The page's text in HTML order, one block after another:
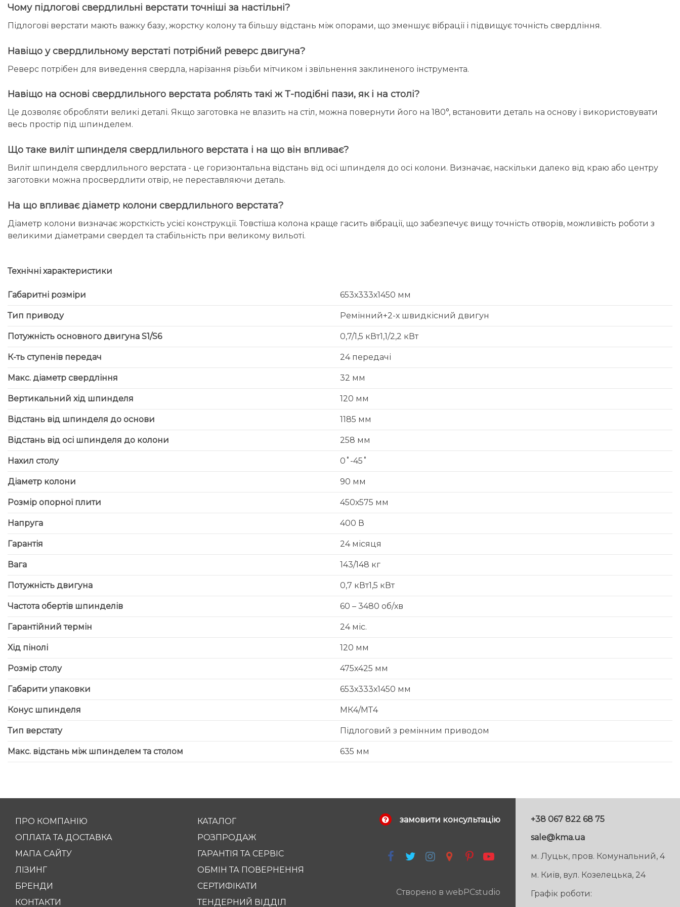
Чому підлогові свердлильні верстати точніші за настільні?
Підлогові верстати мають важку базу, жорстку колону та більшу відстань між опорами, що зменшує вібрації і підвищує точність свердління.
Навіщо у свердлильному верстаті потрібний реверс двигуна?
Реверс потрібен для виведення свердла, нарізання різьби мітчиком і звільнення заклиненого інструмента.
Навіщо на основі свердлильного верстата роблять такі ж Т-подібні пази, як і на столі?
Це дозволяє обробляти великі деталі. Якщо заготовка не влазить на стіл, можна повернути його на 180°, встановити деталь на основу і використовувати
весь простір під шпинделем.
Що таке виліт шпинделя свердлильного верстата і на що він впливає?
Виліт шпинделя свердлильного верстата - це горизонтальна відстань від осі шпинделя до осі колони. Визначає, наскільки далеко від краю або центру
заготовки можна просвердлити отвір, не переставляючи деталь.
На що впливає діаметр колони свердлильного верстата?
Діаметр колони визначає жорсткість усієї конструкції. Товстіша колона краще гасить вібрації, що забезпечує вищу точність отворів, можливість роботи з
великими діаметрами свердел та стабільність при великому вильоті.
Технічні характеристики
Габаритні розміри 653х333х1450 мм
Тип приводу Ремінний+2-х швидкісний двигун
Потужність основного двигуна S1/S6 0,7/1,5 кВт1,1/2,2 кВт
К-ть ступенів передач 24 передачі
Макс. діаметр свердління 32 мм
Вертикальний хід шпинделя 120 мм
Відстань від шпинделя до основи 1185 мм
Відстань від осі шпинделя до колони 258 мм
Нахил столу 0˚-45˚
Діаметр колони 90 мм
Розмір опорної плити 450х575 мм
Напруга 400 В
Гарантія 24 місяця
Вага 143/148 кг
Потужність двигуна 0,7 кВт1,5 кВт
Частота обертів шпинделів 60 – 3480 об/хв
Гарантійний термін 24 міс.
Хід пінолі 120 мм
Розмір столу 475x425 мм
Габарити упаковки 653х333х1450 мм
Конус шпинделя МК4/МТ4
Тип верстату Підлоговий з ремінним приводом
Макс. відстань між шпинделем та столом 635 мм
ПРО КОМПАНІЮ
ОПЛАТА ТА ДОСТАВКА
МАПА САЙТУ
ЛІЗИНГ
БРЕНДИ
КОНТАКТИ
КАТАЛОГ
РОЗПРОДАЖ
ГАРАНТІЯ ТА СЕРВІС
ОБМІН ТА ПОВЕРНЕННЯ
СЕРТИФІКАТИ
ТЕНДЕРНИЙ ВІДДІЛ
замовити консультацію
Створено в webPCstudio
+38 067 822 68 75
sale@kma.ua
м. Луцьк, пров. Комунальний, 4
м. Київ, вул. Козелецька, 24
Графік роботи: